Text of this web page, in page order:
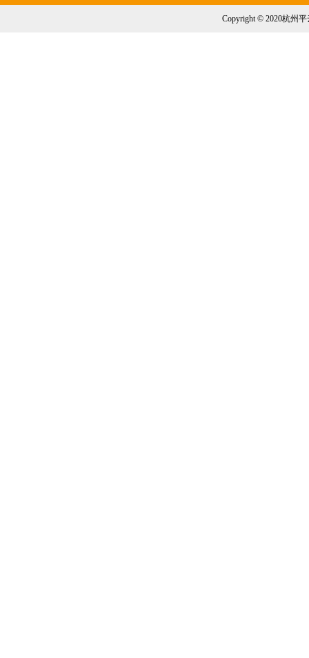
Copyright © 2020杭州